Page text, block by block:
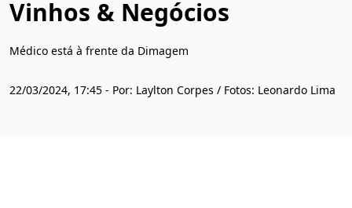
Vinhos & Negócios
Médico está à frente da Dimagem
22/03/2024, 17:45 - Por: Laylton Corpes / Fotos: Leonardo Lima